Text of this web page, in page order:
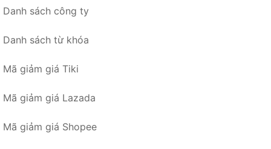
Danh sách công ty
Danh sách từ khóa
Mã giảm giá Tiki
Mã giảm giá Lazada
Mã giảm giá Shopee